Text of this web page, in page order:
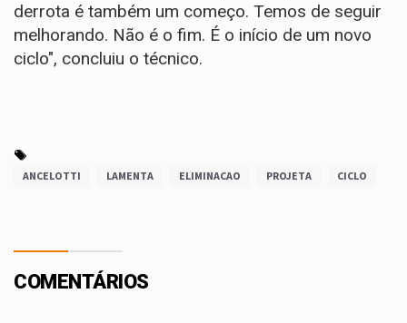
derrota é também um começo. Temos de seguir
melhorando. Não é o fim. É o início de um novo
ciclo", concluiu o técnico.
ANCELOTTI LAMENTA ELIMINACAO PROJETA CICLO
COMENTÁRIOS